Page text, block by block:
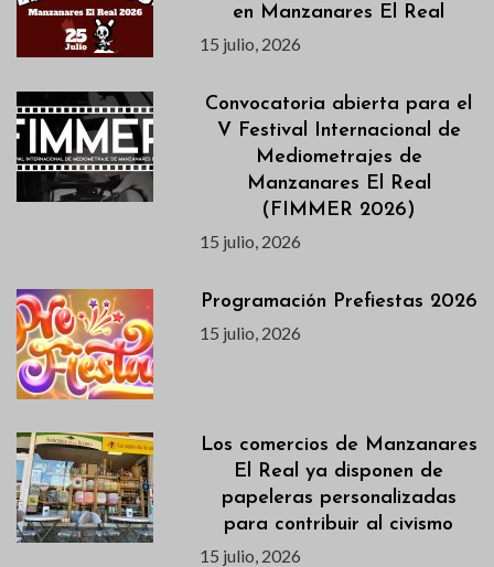
en Manzanares El Real
15 julio, 2026
Convocatoria abierta para el
V Festival Internacional de
Mediometrajes de
Manzanares El Real
(FIMMER 2026)
15 julio, 2026
Programación Prefiestas 2026
15 julio, 2026
Los comercios de Manzanares
El Real ya disponen de
papeleras personalizadas
para contribuir al civismo
15 julio, 2026